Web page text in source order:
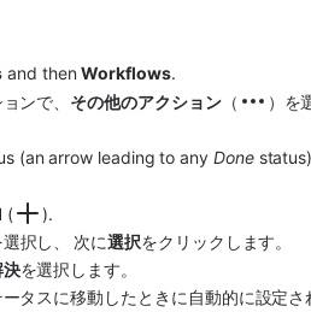
and then Workflows.
ンで、 その他のアクション（ ）を
(an arrow leading to any Done
(
).
択し、 次に選択をクリックします。
決を選択します。
タスに移動したときに自動的に設定